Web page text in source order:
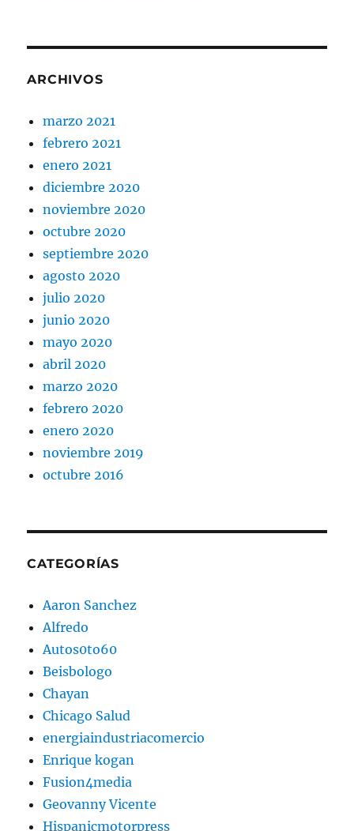
ARCHIVOS
marzo 2021
febrero 2021
enero 2021
diciembre 2020
noviembre 2020
octubre 2020
septiembre 2020
agosto 2020
julio 2020
junio 2020
mayo 2020
abril 2020
marzo 2020
febrero 2020
enero 2020
noviembre 2019
octubre 2016
CATEGORÍAS
Aaron Sanchez
Alfredo
Autos0to60
Beisbologo
Chayan
Chicago Salud
energiaindustriacomercio
Enrique kogan
Fusion4media
Geovanny Vicente
Hispanicmotorpress